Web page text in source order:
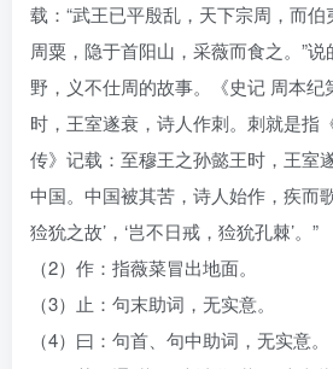
载：“武王已平殷乱，天下宗周，而
周粟，隐于首阳山，采薇而食之。”
野，义不仕周的故事。《史记 周本纪
时，王室遂衰，诗人作刺。刺就是指
传》记载：至穆王之孙懿王时，王室
中国。中国被其苦，诗人始作，疾而
猃狁之故’，‘岂不日戒，猃狁孔棘’。”
（2）作：指薇菜冒出地面。
（3）止：句末助词，无实意。
（4）曰：句首、句中助词，无实意。